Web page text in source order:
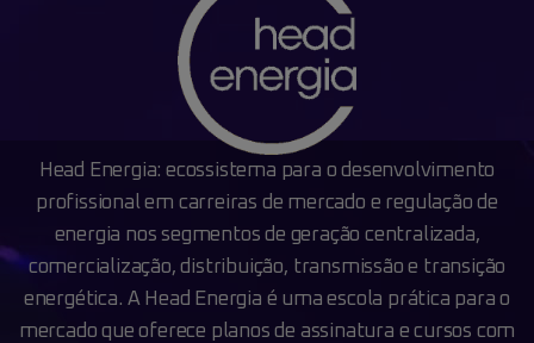
Head Energia: ecossistema para o desenvolvimento
profissional em carreiras de mercado e regulação de
energia nos segmentos de geração centralizada,
comercialização, distribuição, transmissão e transição
energética. A Head Energia é uma escola prática para o
mercado que oferece planos de assinatura e cursos com